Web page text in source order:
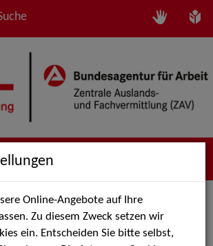
als PDF speichern
legen
Online-Angebote auf Ihre
Zu diesem Zweck setzen wir
ein. Entscheiden Sie bitte selbst,